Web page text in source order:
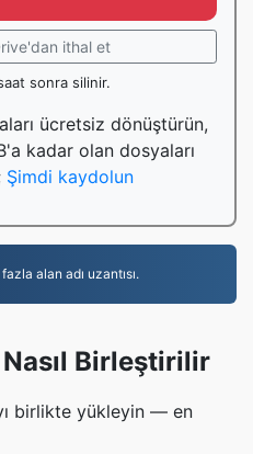
ithal et
sonra silinir.
ücretsiz dönüştürün,
kadar olan dosyaları
Şimdi kaydolun
alan adı uzantısı.
Nasıl Birleştirilir
birlikte yükleyin — en